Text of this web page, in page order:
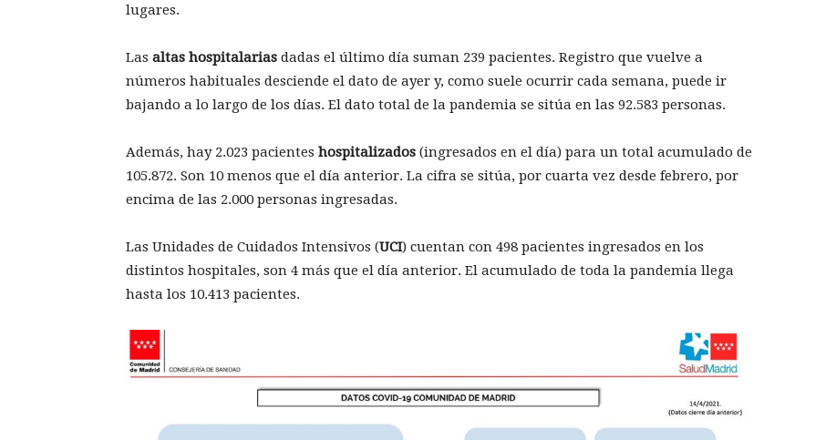
lugares.
Las altas hospitalarias dadas el último día suman 239 pacientes. Registro que vuelve a
números habituales desciende el dato de ayer y, como suele ocurrir cada semana, puede ir
bajando a lo largo de los días. El dato total de la pandemia se sitúa en las 92.583 personas.
Además, hay 2.023 pacientes hospitalizados (ingresados en el día) para un total acumulado de
105.872. Son 10 menos que el día anterior. La cifra se sitúa, por cuarta vez desde febrero, por
encima de las 2.000 personas ingresadas.
Las Unidades de Cuidados Intensivos (UCI) cuentan con 498 pacientes ingresados en los
distintos hospitales, son 4 más que el día anterior. El acumulado de toda la pandemia llega
hasta los 10.413 pacientes.